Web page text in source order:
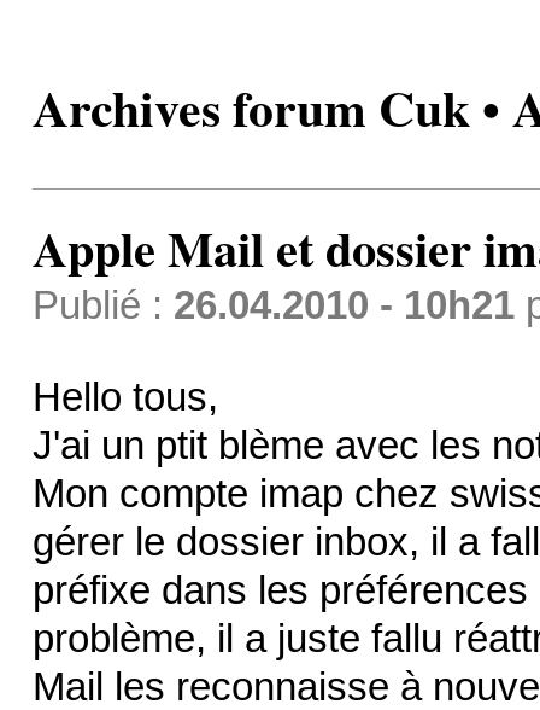
Archives forum Cuk •
Apple Mail et dossier
Publié : 26.04.2010 - 10h21
Hello tous,
J'ai un ptit blème avec les
Mon compte imap chez
gérer le dossier inbox, il a
préfixe dans les
problème, il a juste fallu
Mail les reconnaisse à